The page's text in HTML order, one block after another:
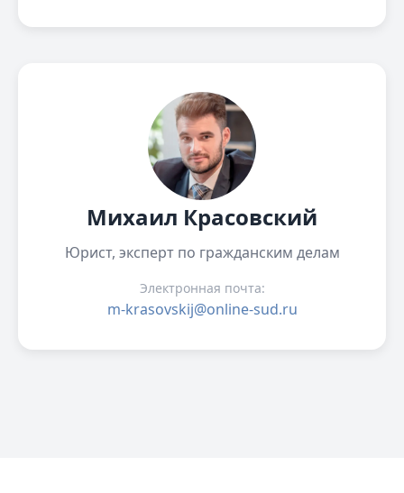
Михаил Красовский
Юрист, эксперт по гражданским делам
Электронная почта:
m-krasovskij@online-sud.ru